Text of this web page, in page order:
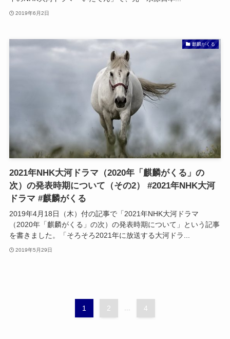
2019年6月2日
麒麟がくる
2021年NHK大河ドラマ（2020年「麒麟がくる」の
次）の発表時期について（その2） #2021年NHK大河
ドラマ #麒麟がくる
2019年4月18日（木）付の記事で「2021年NHK大河ドラマ
（2020年「麒麟がくる」の次）の発表時期について」という記事
を書きました。「そろそろ2021年に放送する大河ドラ...
2019年5月29日
1 2 ... 4